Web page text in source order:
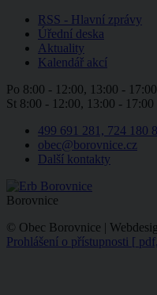
RSS - Hlavní zprávy
Úřední deska
Aktuality
Kalendář akcí
Po 8:00 - 12:00, 13:00 - 17:00
St 8:00 - 12:00, 13:00 - 17:00
499 691 281, 724 180
obec@borovnice.cz
Další kontakty
Borovnice
© Obec Borovnice |
Prohlášení o přístupnosti [